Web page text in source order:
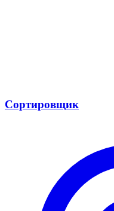
Сортировщик